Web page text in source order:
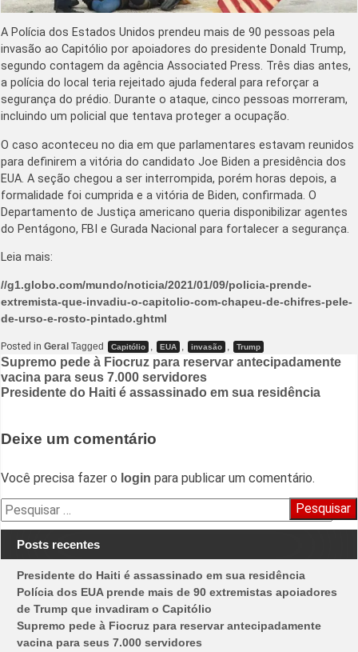
A Polícia dos Estados Unidos prendeu mais de 90 pessoas pela
invasão ao Capitólio por apoiadores do presidente Donald Trump,
segundo contagem da agência Associated Press. Três dias antes,
a polícia do local teria rejeitado ajuda federal para reforçar a
segurança do prédio. Durante o ataque, cinco pessoas morreram,
incluindo um policial que tentava proteger a ocupação.
O caso aconteceu no dia em que parlamentares estavam reunidos
para definirem a vitória do candidato Joe Biden a presidência dos
EUA. A seção chegou a ser interrompida, porém horas depois, a
formalidade foi cumprida e a vitória de Biden, confirmada. O
Departamento de Justiça americano queria disponibilizar agentes
do Pentágono, FBI e Gurada Nacional para fortalecer a segurança.
Leia mais:
//g1.globo.com/mundo/noticia/2021/01/09/policia-prende-
extremista-que-invadiu-o-capitolio-com-chapeu-de-chifres-pele-
de-urso-e-rosto-pintado.ghtml
Posted in Geral Tagged Capitólio EUA invasão Trump
Navegação
de
Supremo pede à Fiocruz para reservar antecipadamente
vacina para seus 7.000 servidores
Presidente do Haiti é assassinado em sua residência
Deixe um comentário
Você precisa fazer o login para publicar um comentário.
Pesquisar
por:
Posts recentes
Presidente do Haiti é assassinado em sua residência
Polícia dos EUA prende mais de 90 extremistas apoiadores
de Trump que invadiram o Capitólio
Supremo pede à Fiocruz para reservar antecipadamente
vacina para seus 7.000 servidores